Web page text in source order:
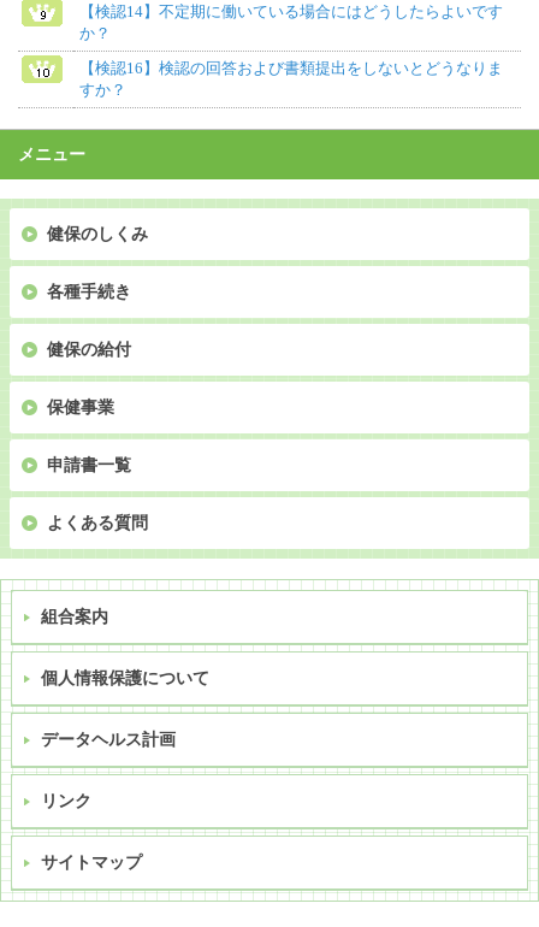
【検認14】不定期に働いている場合にはどうしたらよいです
か？
【検認16】検認の回答および書類提出をしないとどうなりま
すか？
メニュー
健保のしくみ
各種手続き
健保の給付
保健事業
申請書一覧
よくある質問
組合案内
個人情報保護について
データヘルス計画
リンク
サイトマップ